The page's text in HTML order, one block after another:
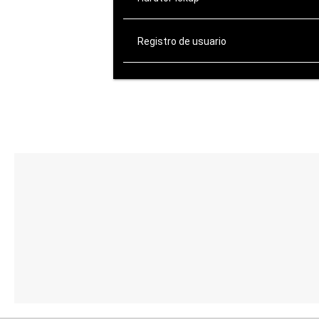
Registro de usuario